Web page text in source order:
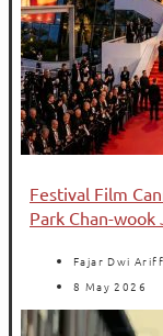
Festival Film
Park Chan-
Fajar Dwi
8 May 2026